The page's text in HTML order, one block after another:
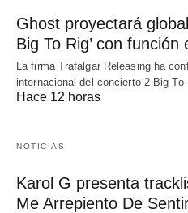
Ghost proyectará
Big To Rig’ con función
La firma Trafalgar Releasing ha
internacional del concierto 2 Big To
Hace 12 horas
NOTICIAS
Karol G presenta
Me Arrepiento De